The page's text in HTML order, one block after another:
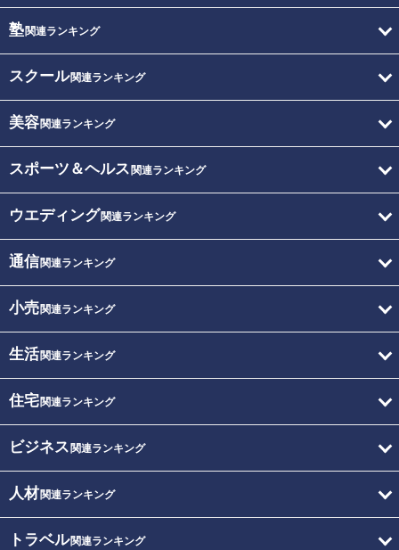
塾関連ランキング
スクール関連ランキング
美容関連ランキング
スポーツ＆ヘルス 関連ランキング
ウエディング関連ランキング
通信関連ランキング
小売関連ランキング
生活関連ランキング
住宅関連ランキング
ビジネス 関連ランキング
人材関連ランキング
トラベル関連ランキング